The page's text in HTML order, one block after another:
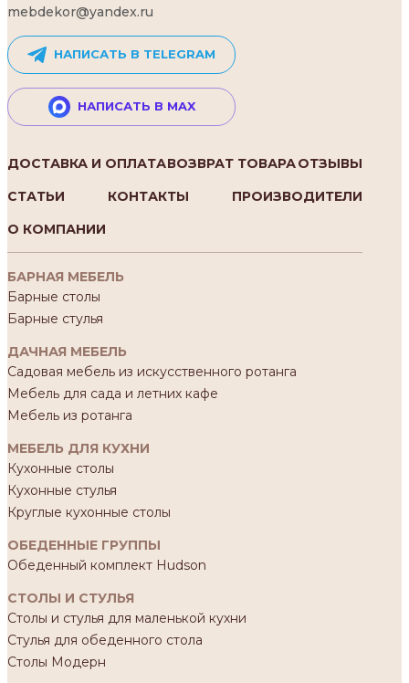
mebdekor@yandex.ru
НАПИСАТЬ В TELEGRAM
НАПИСАТЬ В MAX
ДОСТАВКА И ОПЛАТАВОЗВРАТ ТОВАРАОТЗЫВЫ
СТАТЬИ
КОНТАКТЫ
ПРОИЗВОДИТЕЛИ
О КОМПАНИИ
БАРНАЯ МЕБЕЛЬ
Барные столы
Барные стулья
ДАЧНАЯ МЕБЕЛЬ
Садовая мебель из искусственного ротанга
Мебель для сада и летних кафе
Мебель из ротанга
МЕБЕЛЬ ДЛЯ КУХНИ
Кухонные столы
Кухонные стулья
Круглые кухонные столы
ОБЕДЕННЫЕ ГРУППЫ
Обеденный комплект Hudson
СТОЛЫ И СТУЛЬЯ
Столы и стулья для маленькой кухни
Стулья для обеденного стола
Столы Модерн